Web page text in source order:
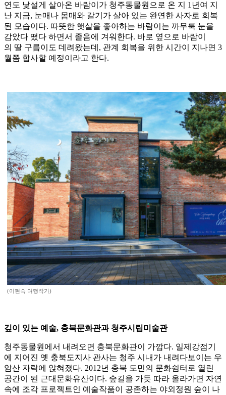
연도 낯설게 살아온 바람이가 청주동물원으로 온 지 1년여 지
난 지금, 눈매나 몸매와 갈기가 살아 있는 완연한 사자로 회복
된 모습이다. 따뜻한 햇살을 좋아하는 바람이는 까무룩 눈을
감았다 떴다 하면서 졸음에 겨워한다. 바로 옆으로 바람이
의 딸 구름이도 데려왔는데, 관계 회복을 위한 시간이 지나면 3
월쯤 합사할 예정이라고 한다.
(이현숙 여행작가)
깊이 있는 예술, 충북문화관과 청주시립미술관
청주동물원에서 내려오면 충북문화관이 가깝다. 일제강점기
에 지어진 옛 충북도지사 관사는 청주 시내가 내려다보이는 우
암산 자락에 앉혀졌다. 2012년 충북 도민의 문화쉼터로 열린
공간이 된 근대문화유산이다. 숲길을 가듯 따라 올라가면 자연
속에 조각 프로젝트인 예술작품이 공존하는 야외정원 숲이 나